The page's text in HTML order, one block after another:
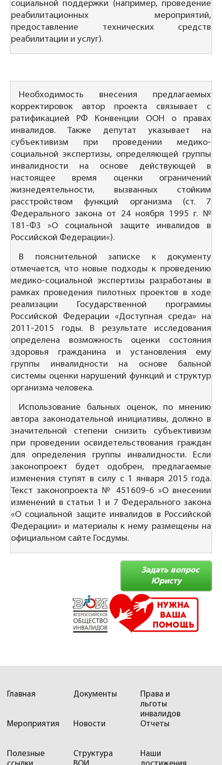
социальной поддержки (например, проведение
реабилитационных мероприятий,
предоставление технических средств
реабилитации и услуг).
Необходимость внесения предлагаемых
корректировок автор проекта связывает с
ратификацией РФ Конвенции ООН о правах
инвалидов. Также депутат указывает на
субъективизм при проведении медико-
социальной экспертизы, определяющей группы
инвалидности на основе действующей в
настоящее время оценки ограничений
жизнедеятельности, вызванных стойким
расстройством функций организма (ст. 7
Федерального закона от 24 ноября 1995 г. №
181-ФЗ »О социальной защите инвалидов в
Российской Федерации«).
В пояснительной записке к документу
отмечается, что новые подходы к проведению
медико-социальной экспертизы разработаны в
рамках проведения пилотных проектов в ходе
реализации Государственной программы
Российской Федерации «Доступная среда» на
2011-2015 годы. В результате исследования
определена возможность оценки состояния
здоровья гражданина и установления ему
группы инвалидности на основе бальной
системы оценки нарушений функций и структур
организма человека.
Использование бальных оценок, по мнению
автора законодательной инициативы, должно в
значительной степени снизить субъективизм
при проведении освидетельствования граждан
для определения группы инвалидности. Если
законопроект будет одобрен, предлагаемые
изменения ступят в силу с 1 января 2015 года.
Текст законопроекта № 451609-6 »О внесении
изменений в статьи 1 и 7 Федерального закона
«О социальной защите инвалидов в Российской
Федерации» и материалы к нему размещены на
официальном сайте Госдумы.
Задать вопрос
Юристу
Главная Документы
Права и
льготы
инвалидов
Мероприятия
Новости Отчеты
Полезные
Структура
Наши